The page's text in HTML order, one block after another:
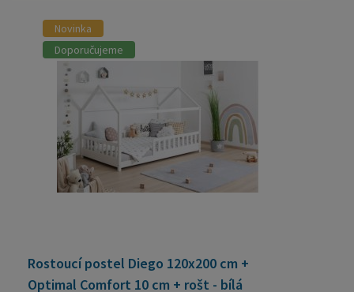
Novinka
Doporučujeme
Rostoucí postel Diego 120x200 cm +
Optimal Comfort 10 cm + rošt - bílá